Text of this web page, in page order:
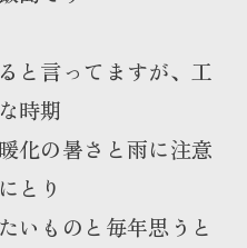
と言ってますが、工
時期
化の暑さと雨に注意
とり
いものと毎年思うと